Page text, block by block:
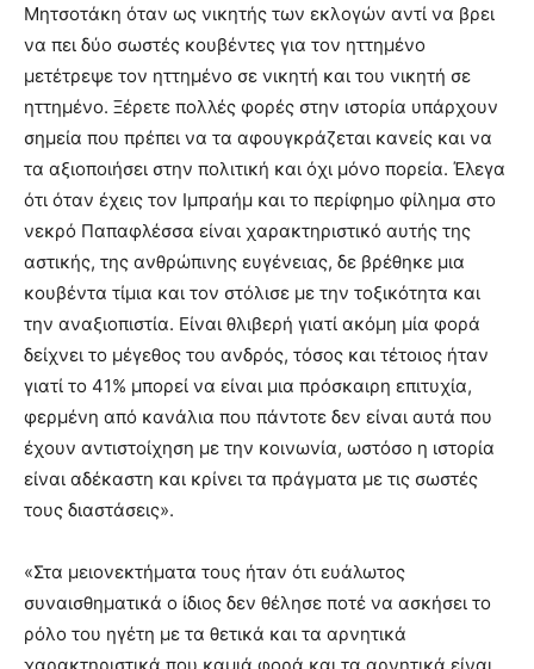
Μητσοτάκη όταν ως νικητής των εκλογών αντί να βρει
να πει δύο σωστές κουβέντες για τον ηττημένο
μετέτρεψε τον ηττημένο σε νικητή και του νικητή σε
ηττημένο. Ξέρετε πολλές φορές στην ιστορία υπάρχουν
σημεία που πρέπει να τα αφουγκράζεται κανείς και να
τα αξιοποιήσει στην πολιτική και όχι μόνο πορεία. Έλεγα
ότι όταν έχεις τον Ιμπραήμ και το περίφημο φίλημα στο
νεκρό Παπαφλέσσα είναι χαρακτηριστικό αυτής της
αστικής, της ανθρώπινης ευγένειας, δε βρέθηκε μια
κουβέντα τίμια και τον στόλισε με την τοξικότητα και
την αναξιοπιστία. Είναι θλιβερή γιατί ακόμη μία φορά
δείχνει το μέγεθος του ανδρός, τόσος και τέτοιος ήταν
γιατί το 41% μπορεί να είναι μια πρόσκαιρη επιτυχία,
φερμένη από κανάλια που πάντοτε δεν είναι αυτά που
έχουν αντιστοίχηση με την κοινωνία, ωστόσο η ιστορία
είναι αδέκαστη και κρίνει τα πράγματα με τις σωστές
τους διαστάσεις».
«Στα μειονεκτήματα τους ήταν ότι ευάλωτος
συναισθηματικά ο ίδιος δεν θέλησε ποτέ να ασκήσει το
ρόλο του ηγέτη με τα θετικά και τα αρνητικά